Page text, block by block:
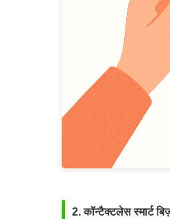
2. कॉन्टैक्टलेस स्मार्ट